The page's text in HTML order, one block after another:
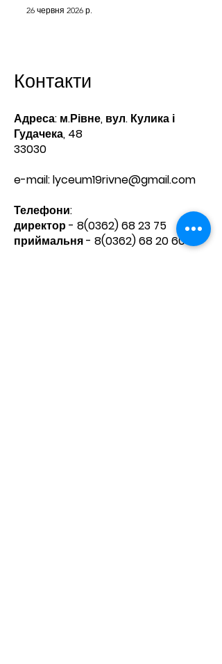
26 червня 2026 р.
Контакти
Адреса: м.Рівне, вул. Кулика і
Гудачека, 48
33030
e-mail:lyceum19rivne@gmail.com
Телефони:​
директор - 8(0362) 68 23 75
приймальня - 8(0362) 68 20 60